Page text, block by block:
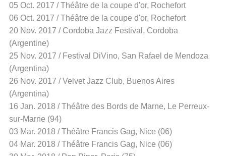
05 Oct. 2017 / Théâtre de la coupe d'or, Rochefort
06 Oct. 2017 / Théâtre de la coupe d'or, Rochefort
20 Nov. 2017 / Cordoba Jazz Festival, Cordoba
(Argentine)
25 Nov. 2017 / Festival DiVino, San Rafael de Mendoza
(Argentina)
26 Nov. 2017 / Velvet Jazz Club, Buenos Aires
(Argentina)
16 Jan. 2018 / Théâtre des Bords de Marne, Le Perreux-
sur-Marne (94)
03 Mar. 2018 / Théâtre Francis Gag, Nice (06)
04 Mar. 2018 / Théâtre Francis Gag, Nice (06)